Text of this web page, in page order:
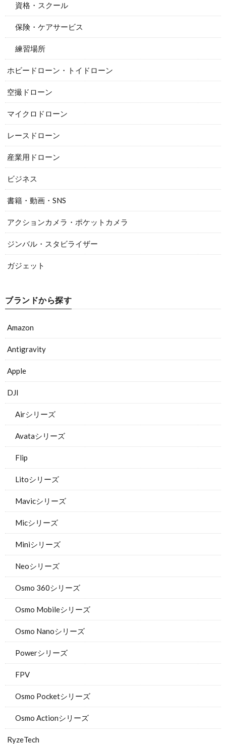
資格・スクール
保険・ケアサービス
練習場所
ホビードローン・トイドローン
空撮ドローン
マイクロドローン
レースドローン
産業用ドローン
ビジネス
書籍・動画・SNS
アクションカメラ・ポケットカメラ
ジンバル・スタビライザー
ガジェット
ブランドから探す
Amazon
Antigravity
Apple
DJI
Airシリーズ
Avataシリーズ
Flip
Litoシリーズ
Mavicシリーズ
Micシリーズ
Miniシリーズ
Neoシリーズ
Osmo 360シリーズ
Osmo Mobileシリーズ
Osmo Nanoシリーズ
Powerシリーズ
FPV
Osmo Pocketシリーズ
Osmo Actionシリーズ
RyzeTech